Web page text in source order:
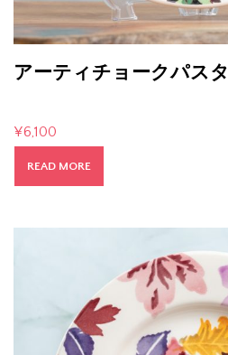
アーティチョークパス
¥6,100
READ MORE